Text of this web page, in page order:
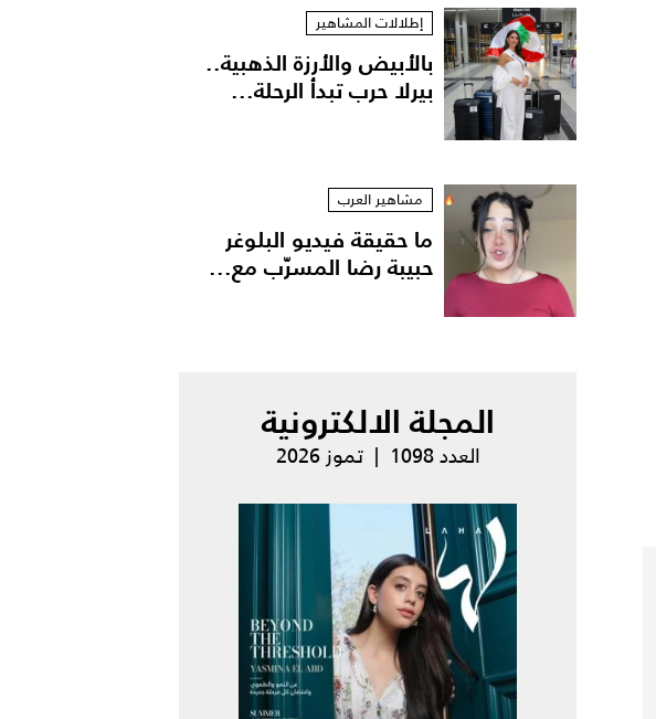
إطلالات المشاهير
بالأبيض والأرزة الذهبية..
بيرلا حرب تبدأ الرحلة...
مشاهير العرب
ما حقيقة فيديو البلوغر
حبيبة رضا المسرّب مع...
المجلة الالكترونية
العدد 1098 | تموز 2026